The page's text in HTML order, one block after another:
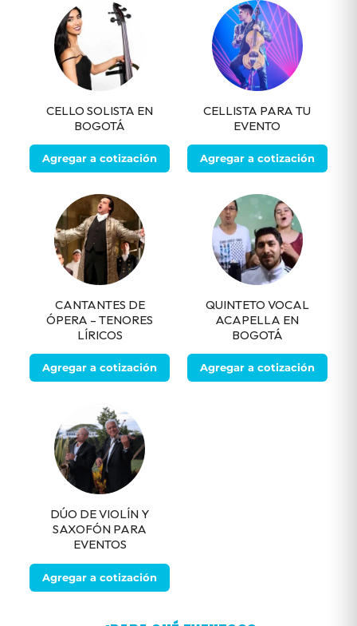
CELLO SOLISTA EN
BOGOTÁ
Agregar a cotización
CELLISTA PARA TU
EVENTO
Agregar a cotización
CANTANTES DE
ÓPERA – TENORES
LÍRICOS
Agregar a cotización
QUINTETO VOCAL
ACAPELLA EN
BOGOTÁ
Agregar a cotización
DÚO DE VIOLÍN Y
SAXOFÓN PARA
EVENTOS
Agregar a cotización